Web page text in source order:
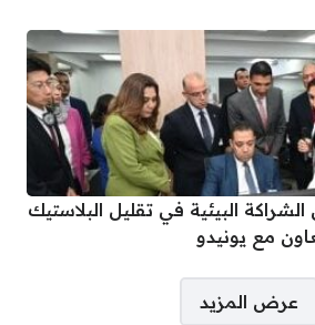
البيئية في تقليل البلاستيك
مع يونيدو
عرض المزيد